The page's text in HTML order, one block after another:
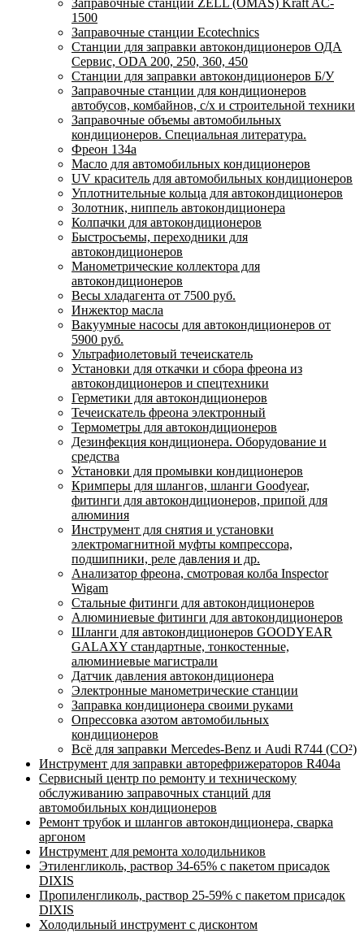
Заправочные станции ZELL (OMAS) Kraft AC-
1500
Заправочные станции Ecotechnics
Станции для заправки автокондиционеров ОДА
Сервис, ODA 200, 250, 360, 450
Станции для заправки автокондиционеров Б/У
Заправочные станции для кондиционеров
автобусов, комбайнов, с/х и строительной техники
Заправочные объемы автомобильных
кондиционеров. Специальная литература.
Фреон 134a
Масло для автомобильных кондиционеров
UV краситель для автомобильных кондиционеров
Уплотнительные кольца для автокондиционеров
Золотник, ниппель автокондиционера
Колпачки для автокондиционеров
Быстросъемы, переходники для
автокондиционеров
Манометрические коллектора для
автокондиционеров
Весы хладагента от 7500 руб.
Инжектор масла
Вакуумные насосы для автокондиционеров от
5900 руб.
Ультрафиолетовый течеискатель
Установки для откачки и сбора фреона из
автокондиционеров и спецтехники
Герметики для автокондиционеров
Течеискатель фреона электронный
Термометры для автокондиционеров
Дезинфекция кондиционера. Оборудование и
средства
Установки для промывки кондиционеров
Кримперы для шлангов, шланги Goodyear,
фитинги для автокондиционеров, припой для
алюминия
Инструмент для снятия и установки
электромагнитной муфты компрессора,
подшипники, реле давления и др.
Анализатор фреона, смотровая колба Inspector
Wigam
Стальные фитинги для автокондиционеров
Алюминиевые фитинги для автокондиционеров
Шланги для автокондиционеров GOODYEAR
GALAXY стандартные, тонкостенные,
алюминиевые магистрали
Датчик давления автокондиционера
Электронные манометрические станции
Заправка кондиционера своими руками
Опрессовка азотом автомобильных
кондиционеров
Всё для заправки Mercedes-Benz и Audi R744 (CO²)
Инструмент для заправки авторефрижераторов R404a
Сервисный центр по ремонту и техническому
обслуживанию заправочных станций для
автомобильных кондиционеров
Ремонт трубок и шлангов автокондиционера, сварка
аргоном
Инструмент для ремонта холодильников
Этиленгликоль, раствор 34-65% с пакетом присадок
DIXIS
Пропиленгликоль, раствор 25-59% с пакетом присадок
DIXIS
Холодильный инструмент с дисконтом